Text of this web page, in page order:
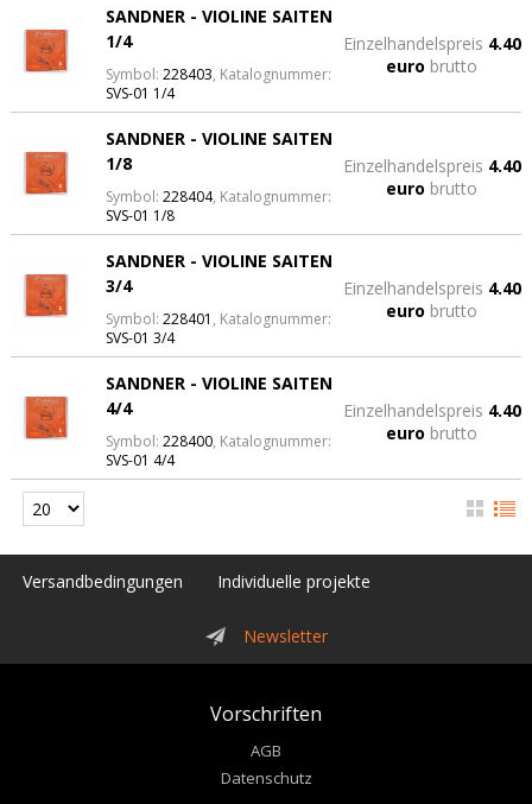
SANDNER - VIOLINE SAITEN
1/4
Symbol: 228403, Katalognummer:
SVS-01 1/4
Einzelhandelspreis 4.40
euro brutto
SANDNER - VIOLINE SAITEN
1/8
Symbol: 228404, Katalognummer:
SVS-01 1/8
Einzelhandelspreis 4.40
euro brutto
SANDNER - VIOLINE SAITEN
3/4
Symbol: 228401 , Katalognummer:
SVS-01 3/4
Einzelhandelspreis 4.40
euro brutto
SANDNER - VIOLINE SAITEN
4/4
Symbol: 228400, Katalognummer:
SVS-01 4/4
Einzelhandelspreis 4.40
euro brutto
Versandbedingungen Individuelle projekte
Newsletter
Vorschriften
AGB
Datenschutz